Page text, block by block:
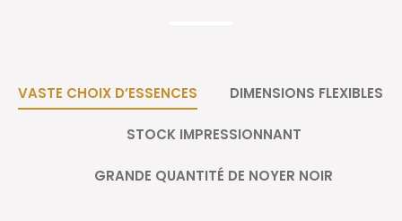
VASTE CHOIX D’ESSENCES DIMENSIONS FLEXIBLES
STOCK IMPRESSIONNANT
GRANDE QUANTITÉ DE NOYER NOIR